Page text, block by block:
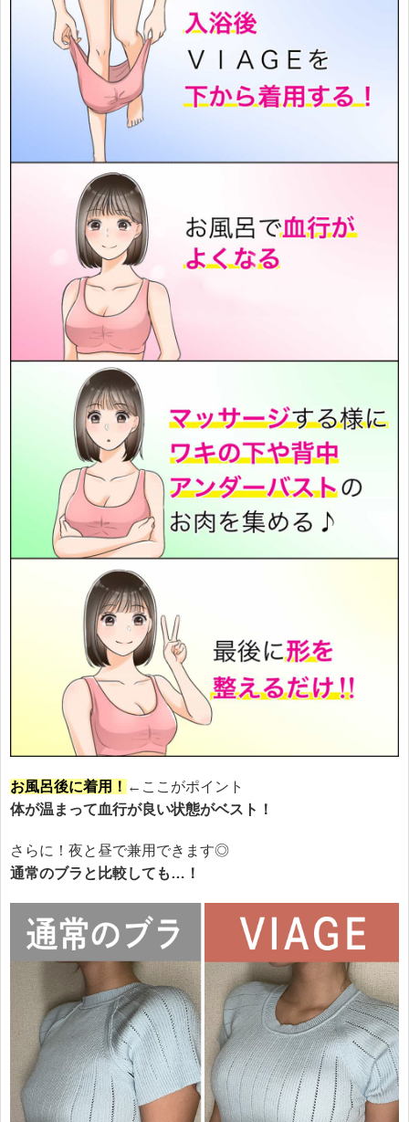
お風呂後に着用！ ←ここがポイント
体が温まって血行が良い状態がベスト！
さらに！夜と昼で兼用できます◎
通常のブラと比較しても…！